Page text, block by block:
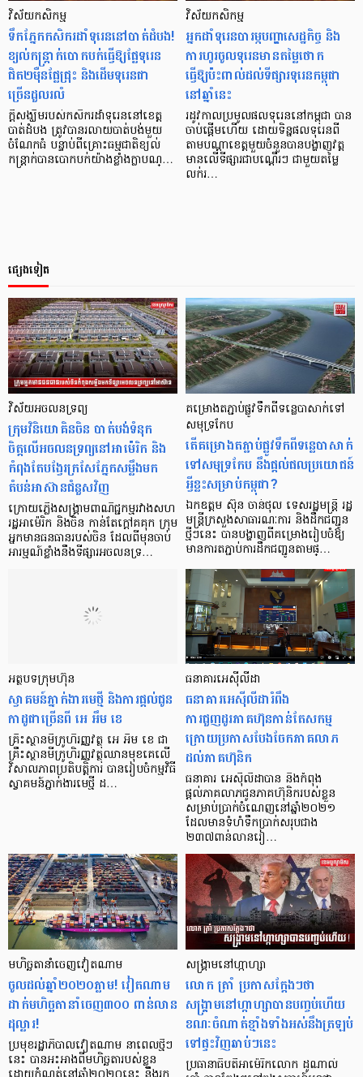
វិស័យ​កសិកម្ម
ទឹកភ្នែកកសិករដាំទុរេននៅបាត់ដំបង!
ខ្យល់កន្ត្រាក់បោកបក់ធ្វើឱ្យផ្លែទុរេន
ជិត២ម៉ឺនផ្លែជ្រុះ និងដើមទុរេនជា
ច្រើនដួលរលំ
​​ក្តីសង្ឃឹមរបស់កសិករដាំទុរេននៅខេត្ត
បាត់ដំបង ត្រូវបានរលាយបាត់បង់មួយ
ចំណែកធំ បន្ទាប់ពីគ្រោះធម្មជាតិខ្យល់
កន្ត្រាក់បានបោកបក់យ៉ាងខ្លាំងក្លាបណ្…
វិស័យ​កសិកម្ម
អ្នកដាំទុរេនបារម្ភបញ្ហាសេដ្ឋកិច្ច និង
ការហូរចូលទុរេនមានតម្លៃថោក
ធ្វើឱ្យប៉ះពាល់ដល់ទីផ្សារទុរេនកម្ពុជា
នៅឆ្នាំនេះ
​​រដូវកាលប្រមូលផលទុរេននៅកម្ពុជា បាន
ចាប់ផ្តើមហើយ ដោយទិន្នផលទុរេនពី
តាមបណ្តាខេត្តមួយចំនួនបានបង្ហាញវត្ត
មានលើទីផ្សារជាបណ្តើរៗ ជាមួយតម្លៃ
លក់រ…
ផ្សេងទៀត
វិស័យអចលនទ្រព្យ
ក្រុមវិនិយោគិនចិន បាត់បង់ទំនុក
ចិត្តលើអចលនទ្រព្យនៅអាម៉េរិក និង
កំពុងតែបង្វែរក្រសែភ្នែកសម្លឹងមក
តំបន់អាស៊ានជំនួសវិញ
ក្រោយភ្លើងសង្រ្គាមពាណិជ្ជកម្មរវាងសហ
រដ្ឋអាម៉េរិក និងចិន កាន់តែក្តៅគគុក ក្រុម
អ្នកមានធនធានរបស់ចិន ដែលពីមុនចាប់
អារម្មណ៍ខ្លាំងនឹងទីផ្សារអចលនទ្រ…
គម្រោងតភ្ជាប់ផ្លូវទឹកពីទន្លេបាសាក់ទៅ
សមុទ្រកែប
តើគម្រោងតភ្ជាប់ផ្លូវទឹកពីទន្លេបាសាក់
ទៅសមុទ្រកែប នឹងផ្ដល់ផលប្រយោជន៍
អ្វីខ្លះសម្រាប់កម្ពុជា?
ឯកឧត្តម ស៊ុន ចាន់ថុល ទេសរដ្ឋមន្ត្រី រដ្ឋ
មន្ត្រីក្រសួងសាធារណៈការ និងដឹកជញ្ជូន
ថ្មីៗនេះ បានបង្ហាញពីគម្រោងរៀបចំឱ្យ
មានការតភ្ជាប់ការដឹកជញ្ជូនតាមផ្…
អត្ថបទក្រុមហ៊ុន
ស្វាគមន៍ភ្នាក់ងារមេថ្មី និងការផ្ដល់ជូន
កាដូជាច្រើនពី អេ អឹម ខេ
គ្រឹះស្ថានមីក្រូហិរញ្ញវត្ថុ អេ អឹម ខេ ជា
គ្រឹះស្ថានមីក្រូហិរញ្ញវត្ថុឈានមុខគេលើ
វិសាលភាពប្រតិបត្តិការ បានរៀបចំកម្មវិធី
ស្វាគមន៍ភ្នាក់ងារមេថ្មី ដ…
ធនាគារអេស៊ីលីដា
ធនាគារអេស៊ីលីដារំពឹង
ការជួញដូរភាគហ៊ុនកាន់តែសកម្ម
ក្រោយប្រកាសបែងចែកភាគលាភ
ដល់ភាគហ៊ុនិក
ធនាគារ អេស៊ីលីដាបាន និងកំពុង
ផ្តល់ភាគលាភជូនភាគហ៊ុនិករបស់ខ្លួន
សម្រាប់ប្រាក់ចំណេញនៅឆ្នាំ២០២១
ដែលមានទំហំទឹកប្រាក់សរុបជាង
២៣៧ពាន់លានរៀ…
មហិច្ឆតា​នាំចេញវៀតណាម
ចូលដល់ឆ្នាំ២០២០ភ្លាម! វៀតណាម
ដាក់មហិច្ឆតានាំចេញ៣០០ ពាន់លាន
ដុល្លារ!
ប្រមុខរដ្ឋាភិបាលវៀតណាម នាពេលថ្មីៗ
នេះ បានអះអាងពីមហិច្ឆតារបស់ខ្លួន
សង្គ្រាមនៅហ្កាហ្សា
លោក ត្រាំ ប្រកាសក្តែងៗថា
សង្គ្រាមនៅហ្កាហ្សាបានបញ្ចប់ហើយ
ខណៈចំណាត់ខ្មាំងទាំងអស់នឹងត្រឡប់
ទៅផ្ទះវិញឆាប់ៗនេះ
ប្រធានាធិបតីអាម៉េរិកលោក ដូណាល់